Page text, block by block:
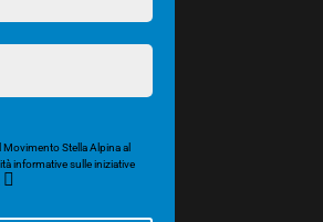
Stella Alpina al
informative sulle iniziative